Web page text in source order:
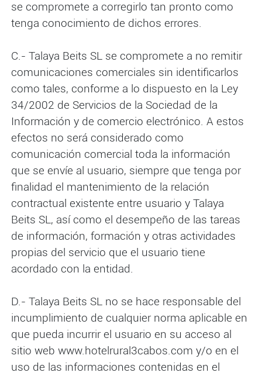
se compromete a corregirlo tan pronto como
tenga conocimiento de dichos errores.
C.- Talaya Beits SL se compromete a no remitir
comunicaciones comerciales sin identificarlos
como tales, conforme a lo dispuesto en la Ley
34/2002 de Servicios de la Sociedad de la
Información y de comercio electrónico. A estos
efectos no será considerado como
comunicación comercial toda la información
que se envíe al usuario, siempre que tenga por
finalidad el mantenimiento de la relación
contractual existente entre usuario y Talaya
Beits SL, así como el desempeño de las tareas
de información, formación y otras actividades
propias del servicio que el usuario tiene
acordado con la entidad.
D.- Talaya Beits SL no se hace responsable del
incumplimiento de cualquier norma aplicable en
que pueda incurrir el usuario en su acceso al
sitio web www.hotelrural3cabos.com y/o en el
uso de las informaciones contenidas en el